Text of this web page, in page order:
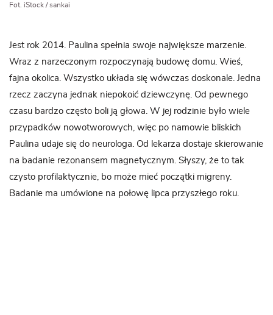
Fot. iStock / sankai
Jest rok 2014. Paulina spełnia swoje największe marzenie.
Wraz z narzeczonym rozpoczynają budowę domu. Wieś,
fajna okolica. Wszystko układa się wówczas doskonale. Jedna
rzecz zaczyna jednak niepokoić dziewczynę. Od pewnego
czasu bardzo często boli ją głowa. W jej rodzinie było wiele
przypadków nowotworowych, więc po namowie bliskich
Paulina udaje się do neurologa. Od lekarza dostaje skierowanie
na badanie rezonansem magnetycznym. Słyszy, że to tak
czysto profilaktycznie, bo może mieć początki migreny.
Badanie ma umówione na połowę lipca przyszłego roku.